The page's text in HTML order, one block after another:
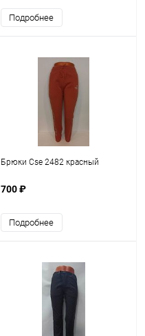
Подробнее
Брюки Cse 2482 красный
700 ₽
Подробнее